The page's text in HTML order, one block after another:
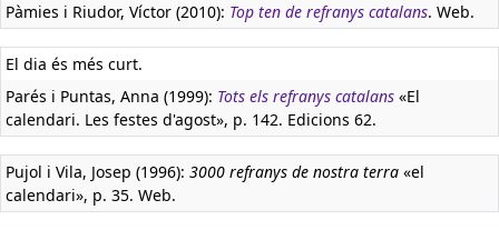
Pàmies i Riudor, Víctor (2010): Top ten de refranys catalans. Web.
El dia és més curt.
Parés i Puntas, Anna (1999): Tots els refranys catalans «El
calendari. Les festes d'agost», p. 142. Edicions 62.
Pujol i Vila, Josep (1996): 3000 refranys de nostra terra «el
calendari», p. 35. Web.